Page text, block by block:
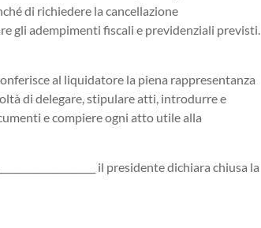
di richiedere la cancellazione
gli adempimenti fiscali e previdenziali previsti.
al liquidatore la piena rappresentanza
di delegare, stipulare atti, introdurre e
e compiere ogni atto utile alla
il presidente dichiara chiusa la